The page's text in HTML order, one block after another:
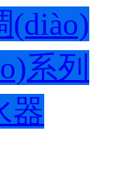
(diào)
系列
器